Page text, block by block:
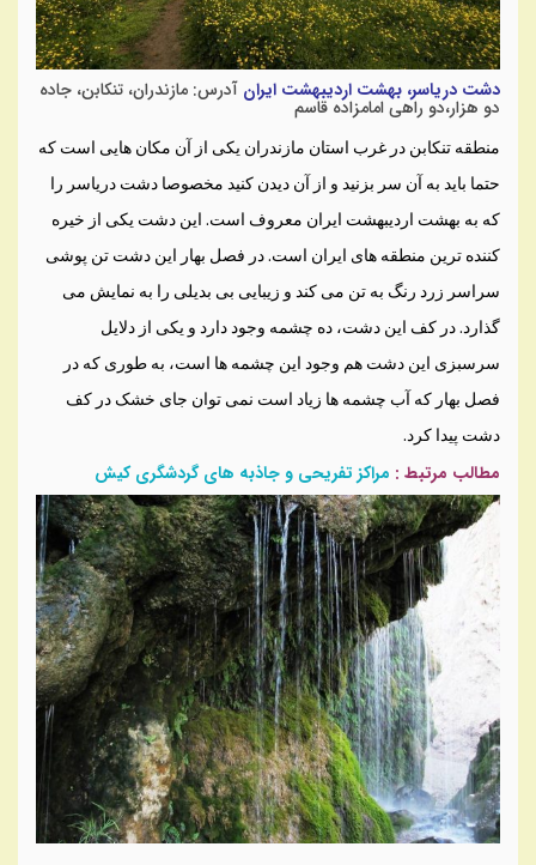
دشت دریاسر، بهشت اردیبهشت ایران آدرس: مازندران، تنکابن، جاده
دو هزار،دو راهی امامزاده قاسم
منطقه تنکابن در غرب استان مازندران یکی از آن مکان هایی است که
حتما باید به آن سر بزنید و از آن دیدن کنید مخصوصا دشت دریاسر را
که به بهشت اردیبهشت ایران معروف است. این دشت یکی از خیره
کننده ترین منطقه های ایران است. در فصل بهار این دشت تن پوشی
سراسر زرد رنگ به تن می کند و زیبایی بی بدیلی را به نمایش می
گذارد. در کف این دشت، ده چشمه وجود دارد و یکی از دلایل
سرسبزی این دشت هم وجود این چشمه ها است، به طوری که در
فصل بهار که آب چشمه ها زیاد است نمی توان جای خشک در کف
دشت پیدا کرد.
مطالب مرتبط : مراکز تفریحی و جاذبه های گردشگری کیش